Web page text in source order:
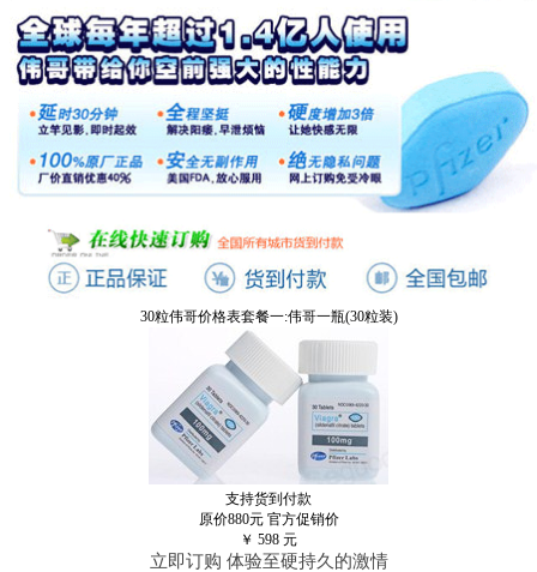
30粒伟哥价格表套餐一:伟哥一瓶(30粒装)
支持货到付款
原价880元 官方促销价
￥ 598 元
立即订购 体验至硬持久的激情